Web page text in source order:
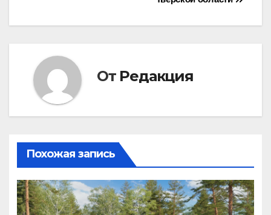
От Редакция
Похожая запись